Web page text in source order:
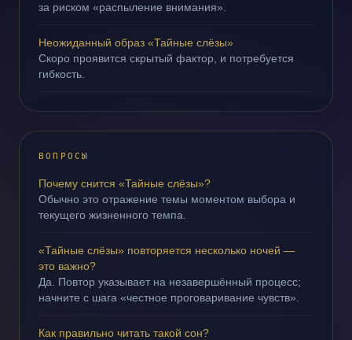
за риском «распыление внимания».
Неожиданный образ «Тайные слёзы»
Скоро проявится скрытый фактор, и потребуется
гибкость.
ВОПРОСЫ
Почему снится «Тайные слёзы»?
Обычно это отражение темы моментом выбора и
текущего жизненного темпа.
«Тайные слёзы» повторяется несколько ночей —
это важно?
Да. Повтор указывает на незавершённый процесс;
начните с шага «честное проговаривание чувств».
Как правильно читать такой сон?